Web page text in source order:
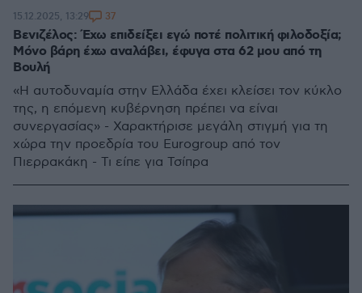
Βενιζέλος: Έχω επιδείξει εγώ ποτέ πολιτική φιλοδοξία;
Μόνο βάρη έχω αναλάβει, έφυγα στα 62 μου από τη
Βουλή
«Η αυτοδυναμία στην Ελλάδα έχει κλείσει τον κύκλο
της, η επόμενη κυβέρνηση πρέπει να είναι
συνεργασίας» - Χαρακτήρισε μεγάλη στιγμή για τη
χώρα την προεδρία του Eurogroup από τον
Πιερρακάκη - Τι είπε για Τσίπρα
15.12.2025, 13:29 37